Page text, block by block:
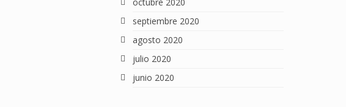
septiembre 2020
agosto 2020
julio 2020
junio 2020